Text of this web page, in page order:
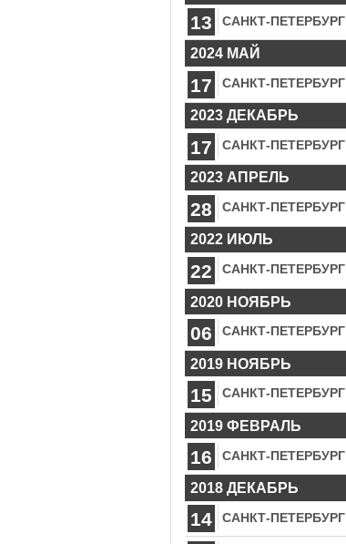
13 САНКТ-ПЕТЕРБУРГ
2024 МАЙ
17 САНКТ-ПЕТЕРБУРГ
2023 ДЕКАБРЬ
17 САНКТ-ПЕТЕРБУРГ
2023 АПРЕЛЬ
28 САНКТ-ПЕТЕРБУРГ
2022 ИЮЛЬ
22 САНКТ-ПЕТЕРБУРГ
2020 НОЯБРЬ
06 САНКТ-ПЕТЕРБУРГ
2019 НОЯБРЬ
15 САНКТ-ПЕТЕРБУРГ
2019 ФЕВРАЛЬ
16 САНКТ-ПЕТЕРБУРГ
2018 ДЕКАБРЬ
14 САНКТ-ПЕТЕРБУРГ